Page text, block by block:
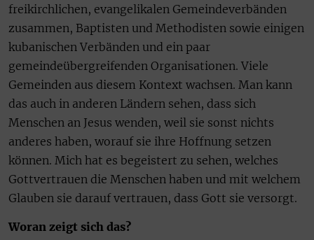
freikirchlichen, evangelikalen Gemeindeverbänden
zusammen, Baptisten und Methodisten sowie einigen
kubanischen Verbänden und ein paar
gemeindeübergreifenden Organisationen. Viele
Gemeinden aus diesem Kontext wachsen. Man kann
das auch in anderen Ländern sehen, dass sich
Menschen an Jesus wenden, weil sie sonst nichts
anderes haben, worauf sie ihre Hoffnung setzen
können. Mich hat es begeistert zu sehen, welches
Gottvertrauen die Menschen haben und mit welchem
Glauben sie darauf vertrauen, dass Gott sie versorgt.
Woran zeigt sich das?